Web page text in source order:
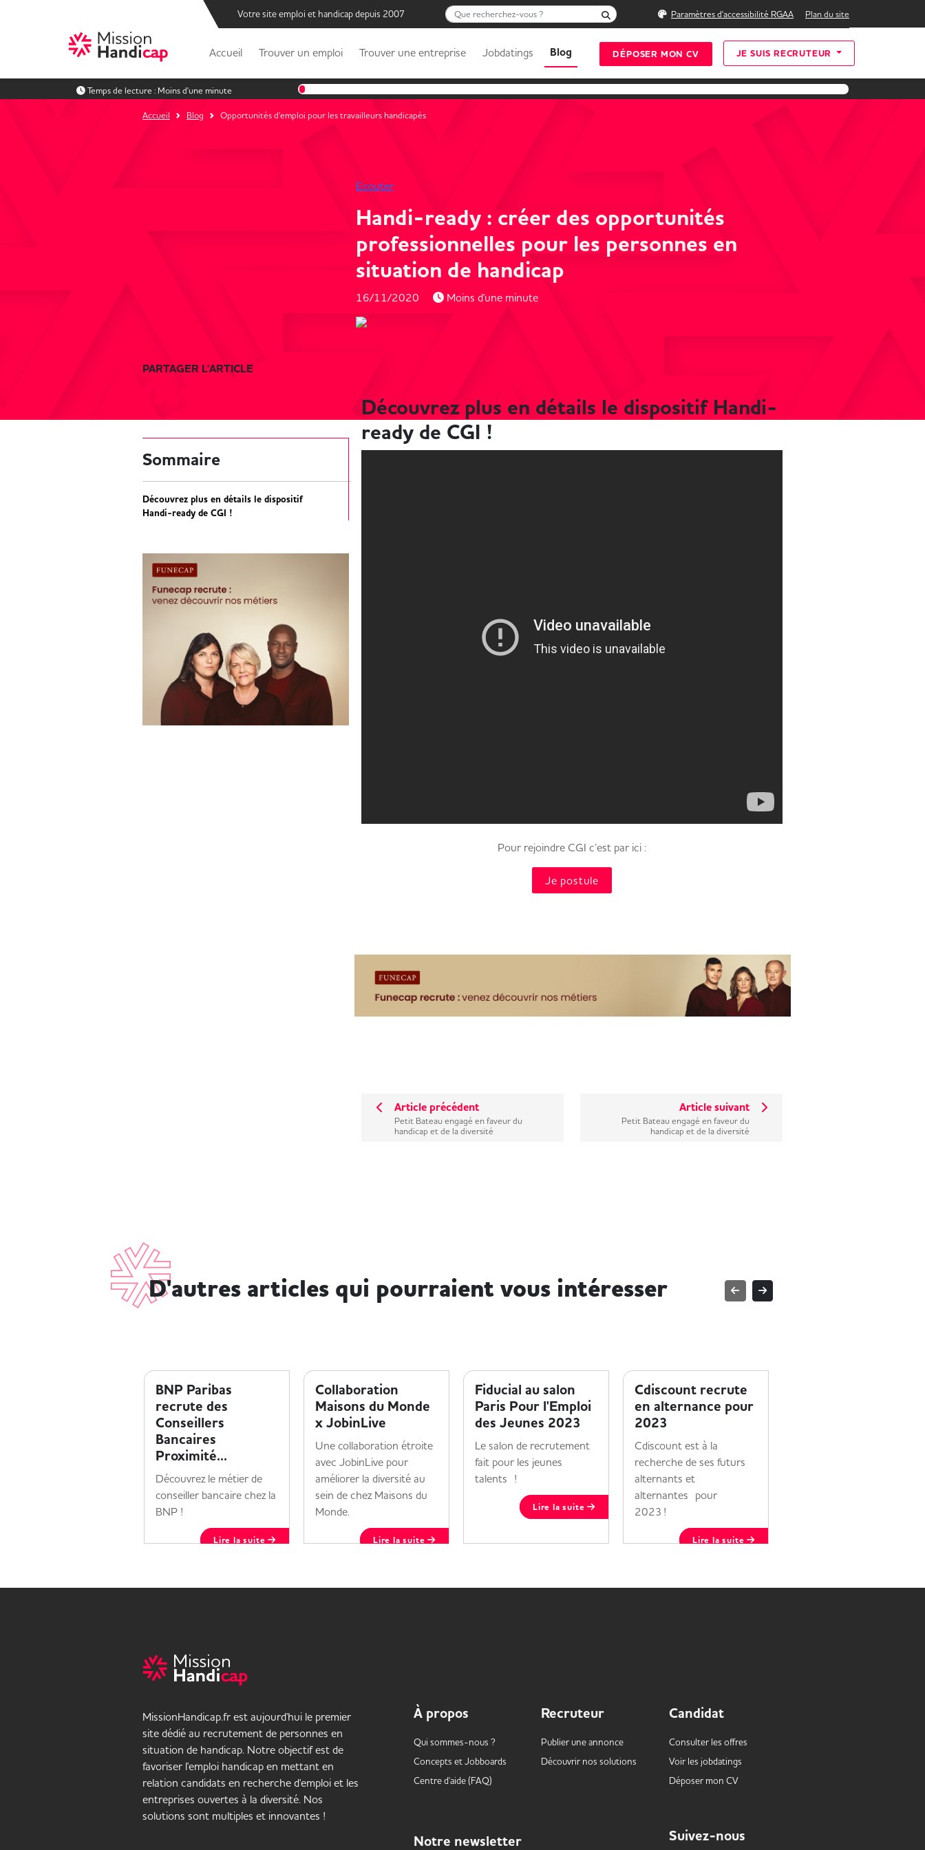
Votre site emploi et handicap depuis 2007 Que recherchez-vous ? Rechercher Paramètres d'accessibilité RGAA Plan du site
Accueil Trouver un emploi Trouver une entreprise Jobdatings Blog DÉPOSER MON CV JE SUIS RECRUTEUR
Temps de lecture : Moins d'une minute
Accueil Blog Opportunités d'emploi pour les travailleurs handicapés
Ecouter
Handi-ready : créer des opportunités
professionnelles pour les personnes en
situation de handicap
16/11/2020 Moins d'une minute
PARTAGER L'ARTICLE
Sommaire
Découvrez plus en détails le dispositif
Handi-ready de CGI !
Découvrez plus en détails le dispositif Handi-
ready de CGI !
Pour rejoindre CGI c’est par ici :
Je postule
Article précédent
Petit Bateau engagé en faveur du
handicap et de la diversité
Article suivant
Petit Bateau engagé en faveur du
handicap et de la diversité
D'autres articles qui pourraient vous intéresser
BNP Paribas
recrute des
Conseillers
Bancaires
Proximité...
Découvrez le métier de
conseiller bancaire chez la
BNP !
Lire la suite
Collaboration
Maisons du Monde
x JobinLive
Une collaboration étroite
avec JobinLive pour
améliorer la diversité au
sein de chez Maisons du
Monde.
Lire la suite
Fiducial au salon
Paris Pour l'Emploi
des Jeunes 2023
Le salon de recrutement
fait pour les jeunes
talents !
Lire la suite
Cdiscount recrute
en alternance pour
2023
Cdiscount est à la
recherche de ses futurs
alternants et
alternantes pour
2023 !
Lire la suite
MissionHandicap.fr est aujourd'hui le premier
site dédié au recrutement de personnes en
situation de handicap. Notre objectif est de
favoriser l'emploi handicap en mettant en
relation candidats en recherche d'emploi et les
entreprises ouvertes à la diversité. Nos
solutions sont multiples et innovantes !
À propos
Qui sommes-nous ?
Concepts etJobboards
Centre d'aide (FAQ)
Recruteur
Publier une annonce
Découvrir nos solutions
Candidat
Consulter les offres
Voir les jobdatings
Déposer mon CV
Notre newsletter Suivez-nous